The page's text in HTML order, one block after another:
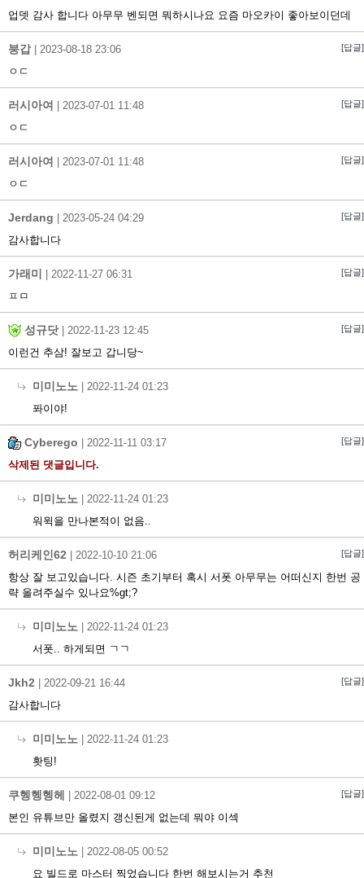
업뎃 감사 합니다 아무무 벤되면 뭐하시나요 요즘 마오카이 좋아보이던데
붕갑| 2023-08-18 23:06 [답글]
ㅇㄷ
러시아여 | 2023-07-01 11:48 [답글]
ㅇㄷ
러시아여 | 2023-07-01 11:48 [답글]
ㅇㄷ
Jerdang | 2023-05-24 04:29 [답글]
감사합니다
가래미 | 2022-11-27 06:31 [답글]
ㅍㅁ
성규닷| 2022-11-23 12:45 [답글]
이런건 추삼! 잘보고 갑니당~
미미노노 | 2022-11-24 01:23
퐈이야!
Cyberego | 2022-11-11 03:17 [답글]
삭제된 댓글입니다.
미미노노 | 2022-11-24 01:23
워윅을 만나본적이 없음..
허리케인62 | 2022-10-10 21:06 [답글]
항상 잘 보고있습니다. 시즌 초기부터 혹시 서폿 아무무는 어떠신지 한번 공
략 올려주실수 있나요%gt;?
미미노노 | 2022-11-24 01:23
서폿.. 하게되면 ㄱㄱ
Jkh2 | 2022-09-21 16:44 [답글]
감사합니다
미미노노 | 2022-11-24 01:23
홧팅!
쿠헹헹헹헤 | 2022-08-01 09:12 [답글]
본인 유튜브만 올렸지 갱신된게 없는데 뭐야 이섹
미미노노 | 2022-08-05 00:52
요 빌드로 마스터 찍었습니다 한번 해보시는거 추천